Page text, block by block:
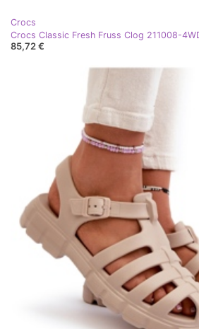
Crocs
Crocs Classic Fresh Fruss Clog 211008-
85,72 €